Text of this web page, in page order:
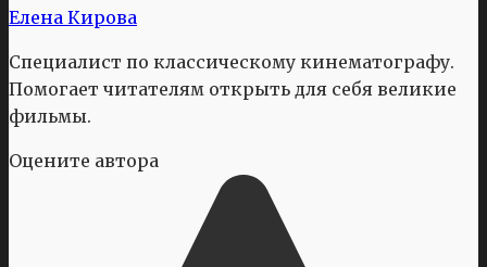
Елена Кирова
Специалист по классическому кинематографу.
Помогает читателям открыть для себя великие
фильмы.
Оцените автора